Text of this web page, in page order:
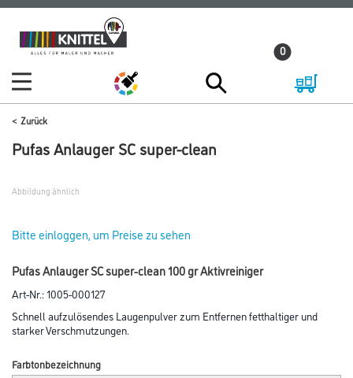
Zum
Inhalt
Zum
Navigationsmenü
0
Zurück
Pufas Anlauger SC super-clean
Abbildung ähnlich
Bitte einloggen, um Preise zu sehen
Pufas Anlauger SC super-clean 100 gr Aktivreiniger
Art-Nr.:1005-000127
Schnell aufzulösendes Laugenpulver zum Entfernen fetthaltiger und
starker Verschmutzungen.
Farbtonbezeichnung